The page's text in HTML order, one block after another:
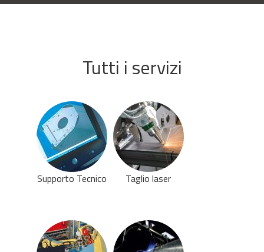
Tutti i servizi
Supporto Tecnico Taglio laser